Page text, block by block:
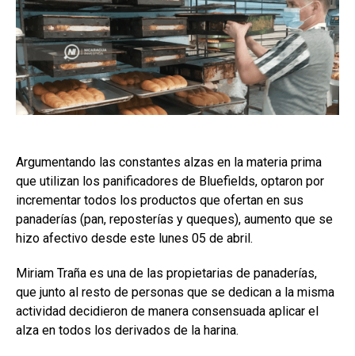
Argumentando las constantes alzas en la materia prima
que utilizan los panificadores de Bluefields, optaron por
incrementar todos los productos que ofertan en sus
panaderías (pan, reposterías y queques), aumento que se
hizo afectivo desde este lunes 05 de abril.
Miriam Traña es una de las propietarias de panaderías,
que junto al resto de personas que se dedican a la misma
actividad decidieron de manera consensuada aplicar el
alza en todos los derivados de la harina.